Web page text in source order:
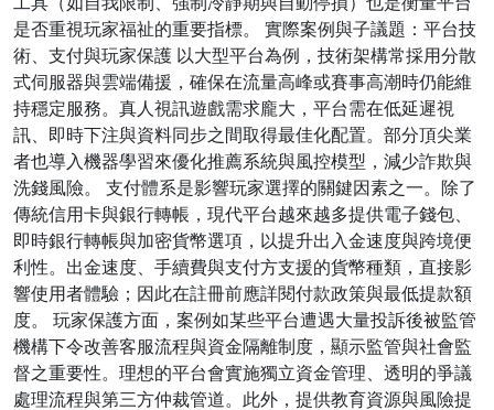
是否重視玩家福祉的重要指標。 實際案例與子議題：平台技
術、支付與玩家保護 以大型平台為例，技術架構常採用分散
式伺服器與雲端備援，確保在流量高峰或賽事高潮時仍能維
持穩定服務。真人視訊遊戲需求龐大，平台需在低延遲視
訊、即時下注與資料同步之間取得最佳化配置。部分頂尖業
者也導入機器學習來優化推薦系統與風控模型，減少詐欺與
洗錢風險。 支付體系是影響玩家選擇的關鍵因素之一。除了
傳統信用卡與銀行轉帳，現代平台越來越多提供電子錢包、
即時銀行轉帳與加密貨幣選項，以提升出入金速度與跨境便
利性。出金速度、手續費與支付方支援的貨幣種類，直接影
響使用者體驗；因此在註冊前應詳閱付款政策與最低提款額
度。 玩家保護方面，案例如某些平台遭遇大量投訴後被監管
機構下令改善客服流程與資金隔離制度，顯示監管與社會監
督之重要性。理想的平台會實施獨立資金管理、透明的爭議
處理流程與第三方仲裁管道。此外，提供教育資源與風險提